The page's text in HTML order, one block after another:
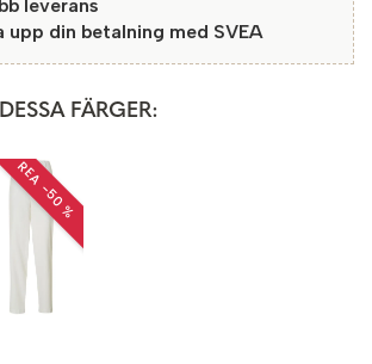
leverans
upp din betalning med SVEA
FÄRGER:
REA −50 %